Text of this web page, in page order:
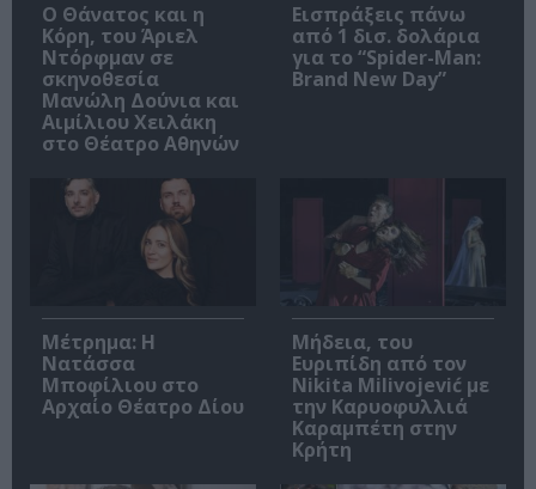
Ο Θάνατος και η
Κόρη, του Άριελ
Ντόρφμαν σε
σκηνοθεσία
Μανώλη Δούνια και
Αιμίλιου Χειλάκη
στο Θέατρο Αθηνών
Εισπράξεις πάνω
από 1 δισ. δολάρια
για το “Spider-Man:
Brand New Day”
Μέτρημα: Η
Νατάσσα
Μποφίλιου στο
Αρχαίο Θέατρο Δίου
Μήδεια, του
Ευριπίδη από τον
Nikita Milivojević με
την Καρυοφυλλιά
Καραμπέτη στην
Κρήτη